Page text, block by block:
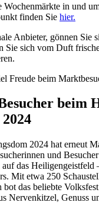
Wochenmärkte in und
finden Sie hier.
Anbieter, gönnen Sie
Sie sich vom Duft
Freude beim
beim
2024 hat erneut
und
das Heiligengeistfeld
Mit etwa 250
bot das beliebte
Nervenkitzel, Genuss